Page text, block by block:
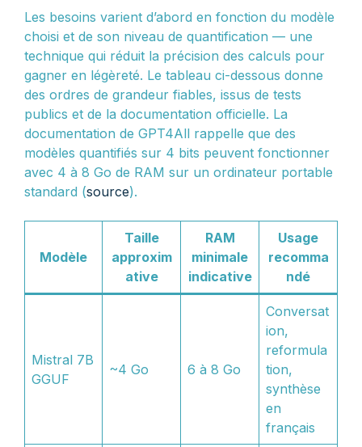
Les besoins varient d’abord en fonction du modèle
choisi et de son niveau de quantification — une
technique qui réduit la précision des calculs pour
gagner en légèreté. Le tableau ci-dessous donne
des ordres de grandeur fiables, issus de tests
publics et de la documentation officielle. La
documentation de GPT4All rappelle que des
modèles quantifiés sur 4 bits peuvent fonctionner
avec 4 à 8 Go de RAM sur un ordinateur portable
standard (source).
Modèle
Taille
approxim
ative
RAM
minimale
indicative
Usage
recomma
ndé
Mistral 7B
GGUF
~4 Go 6 à 8 Go
Conversat
ion,
reformula
tion,
synthèse
en
français